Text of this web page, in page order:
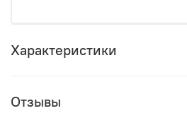
Характеристики
Отзывы